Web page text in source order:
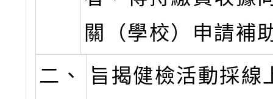
關（學校）申請補
二、
旨揭健檢活動採線